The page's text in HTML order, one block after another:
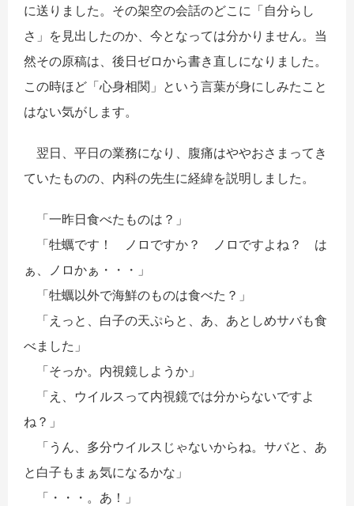
に送りました。その架空の会話のどこに「自分らし
さ」を見出したのか、今となっては分かりません。当
然その原稿は、後日ゼロから書き直しになりました。
この時ほど「心身相関」という言葉が身にしみたこと
はない気がします。
翌日、平日の業務になり、腹痛はややおさまってき
ていたものの、内科の先生に経緯を説明しました。
「一昨日食べたものは？」
「牡蠣です！ ノロですか？ ノロですよね？ は
ぁ、ノロかぁ・・・」
「牡蠣以外で海鮮のものは食べた？」
「えっと、白子の天ぷらと、あ、あとしめサバも食
べました」
「そっか。内視鏡しようか」
「え、ウイルスって内視鏡では分からないですよ
ね？」
「うん、多分ウイルスじゃないからね。サバと、あ
と白子もまぁ気になるかな」
「・・・。あ！」